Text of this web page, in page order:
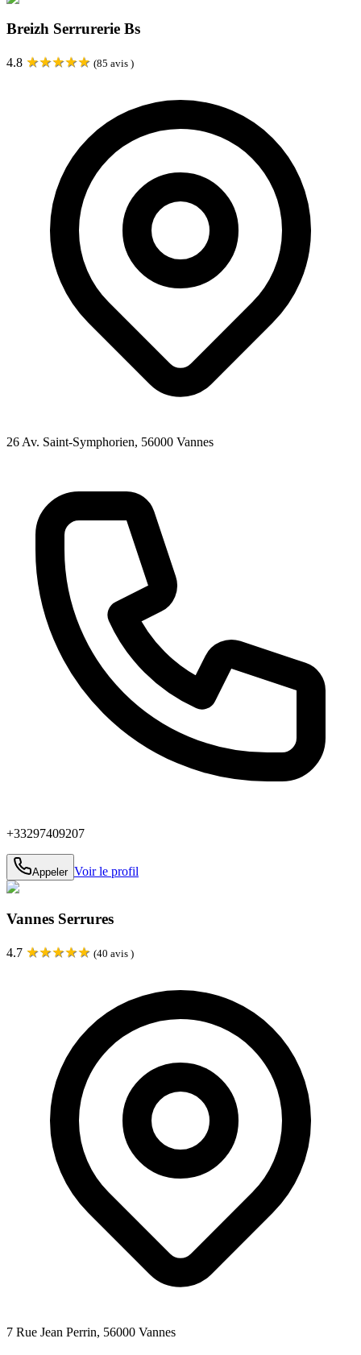
Breizh Serrurerie Bs
4.8 ★★★★★ (85 avis )
26 Av. Saint-Symphorien, 56000 Vannes
+33297409207
Appeler Voir le profil
Vannes Serrures
4.7 ★★★★★ (40 avis )
7 Rue Jean Perrin, 56000 Vannes